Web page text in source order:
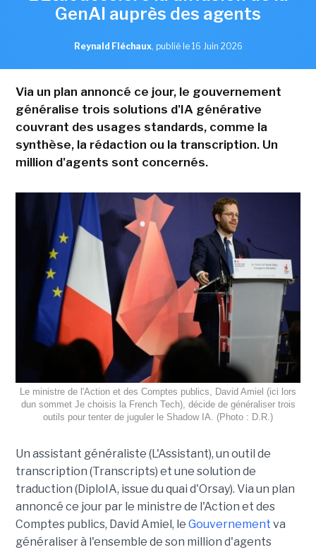
GenAI auprès des agents
Reynald Fléchaux, publié le 16 Juin 2026
Via un plan annoncé ce jour, le gouvernement
généralise trois solutions d'IA générative
couvrant des usages standards, comme la
synthèse, la rédaction ou la transcription. Un
million d'agents sont concernés.
Le ministre de l'Action et des Comptes publics, David Amiel (ici lors
dun sommet Je choisis la French Tech), décide de généraliser trois
outils pour tenter de juguler le Shadow IA. (Photo : D.R.)
Un assistant généraliste (L'Assistant), un outil de
transcription (Transcripts) et une solution de
traduction (DiploIA, issue du quai d'Orsay). Via un plan
annoncé ce jour par le ministre de l'Action et des
Comptes publics, David Amiel, le Gouvernement va
généraliser à l'ensemble de son million d'agents